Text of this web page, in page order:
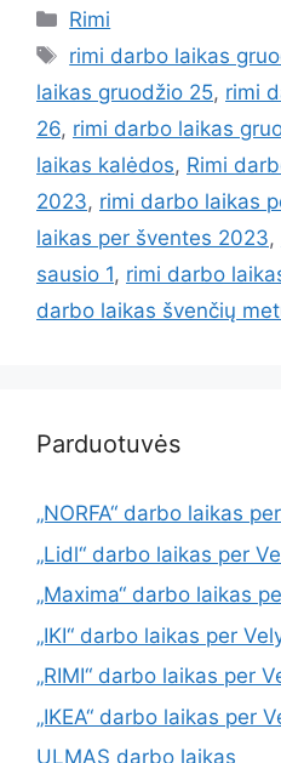
Rimi
rimi darbo laikas
laikas gruodžio 25, rimi
26, rimi darbo laikas
laikas kalėdos, Rimi
2023, rimi darbo laikas
laikas per šventes 2023,
sausio 1, rimi darbo
darbo laikas švenčių
Parduotuvės
„NORFA“ darbo laikas
„Lidl“ darbo laikas per
„Maxima“ darbo laikas
„IKI“ darbo laikas per
„RIMI“ darbo laikas per
„IKEA“ darbo laikas per
ULMAS darbo laikas